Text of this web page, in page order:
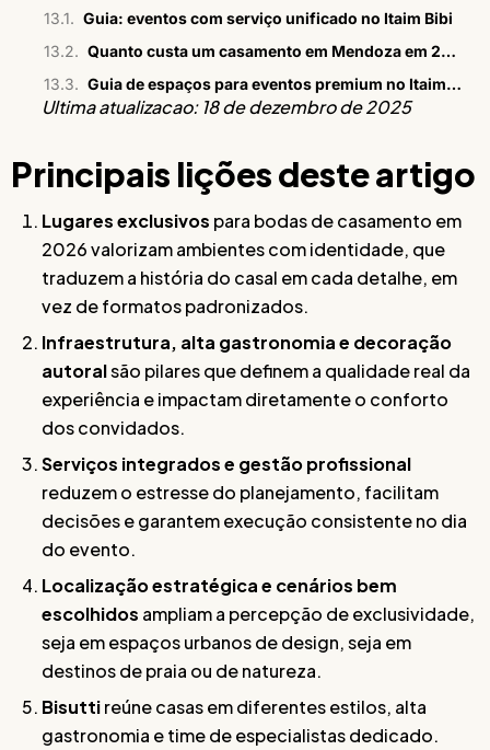
Guia: eventos com serviço unificado no Itaim Bibi
Quanto custa um casamento em Mendoza em 2026
Guia de espaços para eventos premium no Itaim Bibi em 2026
Ultima atualizacao: 18 de dezembro de 2025
Principais lições deste artigo
Lugares exclusivos para bodas de casamento em
2026 valorizam ambientes com identidade, que
traduzem a história do casal em cada detalhe, em
vez de formatos padronizados.
Infraestrutura, alta gastronomia e decoração
autoralsão pilares que definem a qualidade real da
experiência e impactam diretamente o conforto
dos convidados.
Serviços integrados e gestão profissional
reduzem o estresse do planejamento, facilitam
decisões e garantem execução consistente no dia
do evento.
Localização estratégica e cenários bem
escolhidos ampliam a percepção de exclusividade,
seja em espaços urbanos de design, seja em
destinos de praia ou de natureza.
Bisuttireúne casas em diferentes estilos, alta
gastronomia e time de especialistas dedicado.